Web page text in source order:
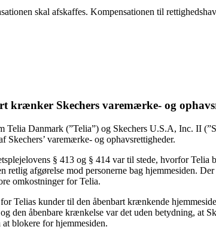
skal afskaffes. Kompensationen til
krænker Skechers varemærke- og
Danmark (”Telia”) og Skechers U.S.A, Inc. II
varemærke- og ophavsrettigheder.
§ 413 og § 414 var til stede, hvorfor
retlig afgørelse mod personerne bag hjemmesiden.
omkostninger for Telia.
Telias kunder til den åbenbart krænkende
den åbenbare krænkelse var det uden betydning, at
blokere for hjemmesiden.